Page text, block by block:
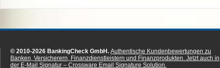
© 2010-2026 BankingCheck GmbH. Authentische Kundenbewertungen zu
Banken, Versicherern, Finanzdienstleistern und Finanzprodukten. Jetzt auch in
der E-Mail Signatur – Crossware Email Signature Solution.